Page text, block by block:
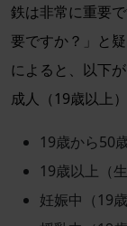
鉄は非常に重要
要ですか？」と
によると、以下が
成人（19歳以上）
19歳から50
19歳以上（
妊娠中（19